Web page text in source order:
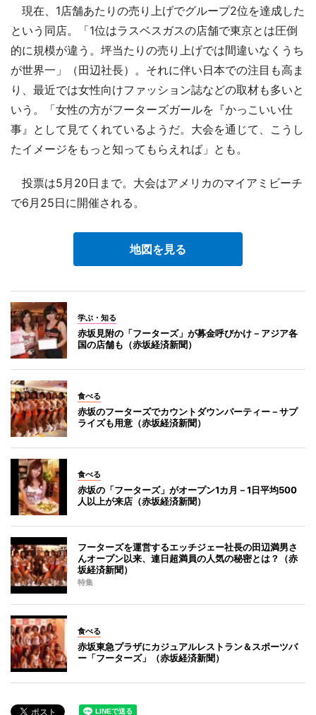
現在、1店舗あたりの売り上げでグループ2位を達成した
という同店。「1位はラスベスガスの店舗で東京とは圧倒
的に規模が違う。坪当たりの売り上げでは間違いなくうち
が世界一」（田辺社長）。それに伴い日本での注目も高ま
り、最近では女性向けファッション誌などの取材も多いと
いう。「女性の方がフーターズガールを『かっこいい仕
事』として見てくれているようだ。大会を通じて、こうし
たイメージをもっと知ってもらえれば」とも。
投票は5月20日まで。大会はアメリカのマイアミビーチ
で6月25日に開催される。
地図を見る
学ぶ・知る
赤坂見附の「フーターズ」が募金呼びかけ－アジア各
国の店舗も（赤坂経済新聞）
食べる
赤坂のフーターズでカウントダウンパーティー－サプ
ライズも用意（赤坂経済新聞）
食べる
赤坂の「フーターズ」がオープン1カ月－1日平均500
人以上が来店（赤坂経済新聞）
フーターズを運営するエッチジェー社長の田辺満男さ
んオープン以来、連日超満員の人気の秘密とは？（赤
坂経済新聞）
特集
食べる
赤坂東急プラザにカジュアルレストラン＆スポーツバ
ー「フーターズ」（赤坂経済新聞）